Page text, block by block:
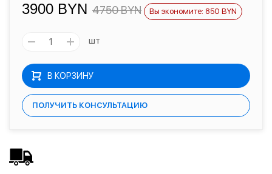
3900 BYN 4750 BYN Вы экономите: 850 BYN
шт
В КОРЗИНУ
ПОЛУЧИТЬ КОНСУЛЬТАЦИЮ